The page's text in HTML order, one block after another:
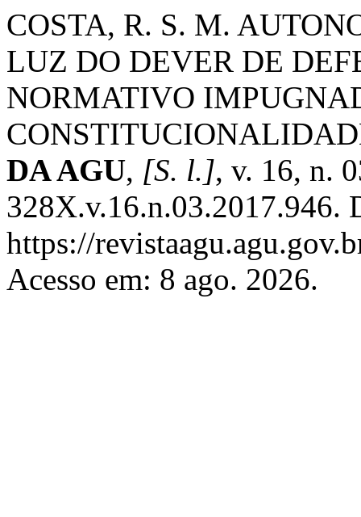
COSTA, R. S. M.
LUZ DO DEVER DE
NORMATIVO
DA AGU, [S. l.], v. 16, n.
328X.v.16.n.03.2017.946.
https://
Acesso em: 8 ago. 2026.